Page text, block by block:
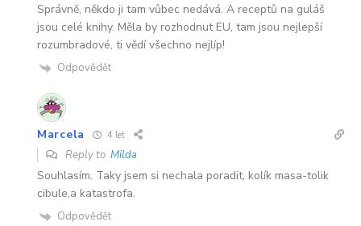
Správně, někdo ji tam vůbec nedává. A receptů na guláš
jsou celé knihy. Měla by rozhodnut EU, tam jsou nejlepší
rozumbradové, ti vědí všechno nejlíp!
Odpovědět
Marcela 4 let
Reply to Milda
Souhlasím. Taky jsem si nechala poradit, kolík masa-tolik
cibule,a katastrofa.
Odpovědět